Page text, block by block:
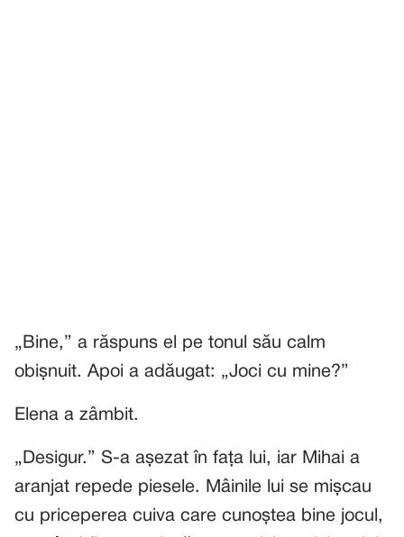
„Bine,” a răspuns el pe tonul său calm
obișnuit. Apoi a adăugat: „Joci cu mine?”
Elena a zâmbit.
„Desigur.” S-a așezat în fața lui, iar Mihai a
aranjat repede piesele. Mâinile lui se mișcau
cu priceperea cuiva care cunoștea bine jocul,